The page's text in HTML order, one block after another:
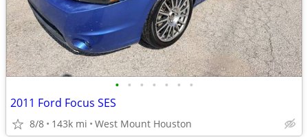
• • • • • • •
2011 Ford Focus SES
8/8 143k mi West Mount Houston